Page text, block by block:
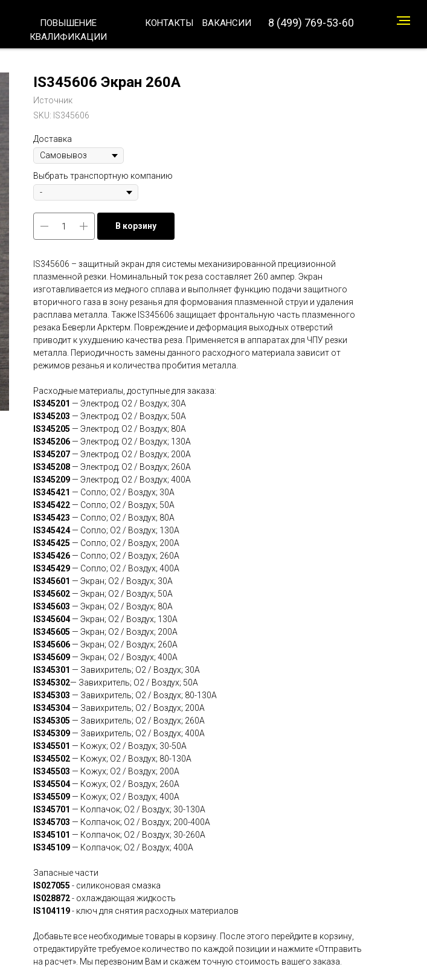
8 (499) 769-53-60
ПОВЫШЕНИЕ
КВАЛИФИКАЦИИ
КОНТАКТЫ ВАКАНСИИ
IS345606 Экран 260А
Источник
SKU: IS345606
Доставка
Выбрать транспортную компанию
В корзину
IS345606 – защитный экран для системы механизированной прецизионной
плазменной резки. Номинальный ток реза составляет 260 ампер. Экран
изготавливается из медного сплава и выполняет функцию подачи защитного
вторичного газа в зону резанья для формования плазменной струи и удаления
расплава металла. Также IS345606 защищает фронтальную часть плазменного
резака Беверли Арктерм. Повреждение и деформация выходных отверстий
приводит к ухудшению качества реза. Применяется в аппаратах для ЧПУ резки
металла. Периодичность замены данного расходного материала зависит от
режимов резанья и количества пробития металла.
Расходные материалы, доступные для заказа:
IS345201 — Электрод; O2 / Воздух; 30А
IS345203 — Электрод; O2 / Воздух; 50А
IS345205 — Электрод; O2 / Воздух; 80А
IS345206— Электрод; O2 / Воздух; 130А
IS345207— Электрод; O2 / Воздух; 200А
IS345208— Электрод; O2 / Воздух; 260А
IS345209— Электрод; O2 / Воздух; 400А
IS345421 — Сопло; O2 / Воздух; 30А
IS345422— Сопло; O2 / Воздух; 50А
IS345423 — Сопло; O2 / Воздух; 80А
IS345424— Сопло; O2 / Воздух; 130А
IS345425 — Сопло; O2 / Воздух; 200А
IS345426— Сопло; O2 / Воздух; 260А
IS345429— Сопло; O2 / Воздух; 400А
IS345601 — Экран; O2 / Воздух; 30А
IS345602— Экран; O2 / Воздух; 50А
IS345603 — Экран; O2 / Воздух; 80А
IS345604— Экран; O2 / Воздух; 130А
IS345605 — Экран; O2 / Воздух; 200А
IS345606— Экран; O2 / Воздух; 260А
IS345609— Экран; O2 / Воздух; 400А
IS345301 — Завихритель; O2 / Воздух; 30А
IS345302— Завихритель; O2 / Воздух; 50А
IS345303 — Завихритель; O2 / Воздух; 80-130А
IS345304— Завихритель; O2 / Воздух; 200А
IS345305 — Завихритель; O2 / Воздух; 260А
IS345309— Завихритель; O2 / Воздух; 400А
IS345501 — Кожух; O2 / Воздух; 30-50А
IS345502— Кожух; O2 / Воздух; 80-130А
IS345503 — Кожух; O2 / Воздух; 200А
IS345504— Кожух; O2 / Воздух; 260А
IS345509— Кожух; O2 / Воздух; 400А
IS345701 — Колпачок; O2 / Воздух; 30-130А
IS345703 — Колпачок; O2 / Воздух; 200-400А
IS345101 — Колпачок; O2 / Воздух; 30-260А
IS345109— Колпачок; O2 / Воздух; 400А
Запасные части
IS027055 - силиконовая смазка
IS028872- охлаждающая жидкость
IS104119- ключ для снятия расходных материалов
Добавьте все необходимые товары в корзину. После этого перейдите в корзину,
отредактируйте требуемое количество по каждой позиции и нажмите «Отправить
на расчет». Мы перезвоним Вам и скажем точную стоимость вашего заказа.